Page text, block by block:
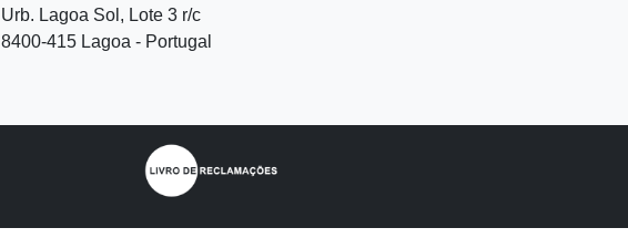
Urb. Lagoa Sol, Lote 3 r/c
8400-415 Lagoa - Portugal